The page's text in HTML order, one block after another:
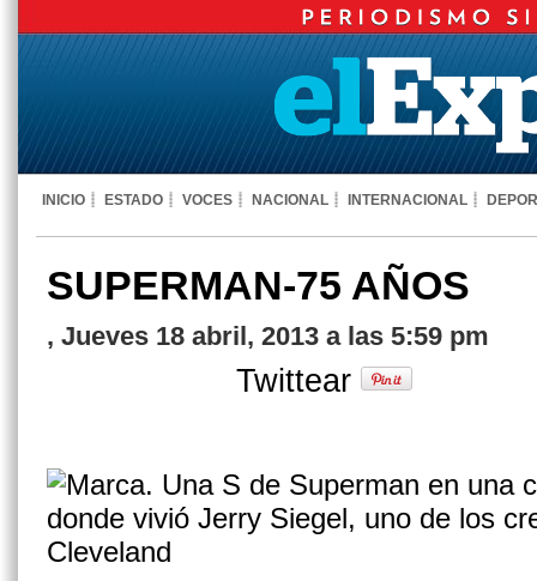
INICIO ESTADO VOCES NACIONAL INTERNACIONAL
SUPERMAN-75 AÑOS
, Jueves 18 abril, 2013 a las 5:59 pm
Twittear